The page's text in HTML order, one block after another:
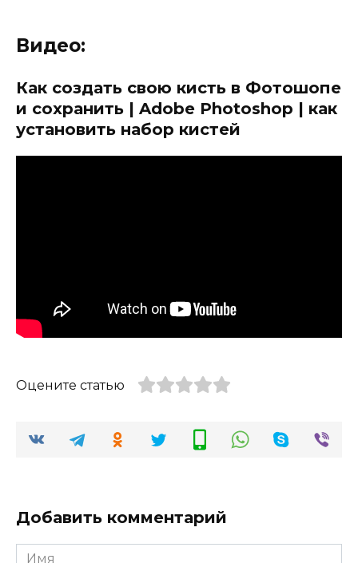
Видео:
Как создать свою кисть в Фотошопе
и сохранить | Adobe Photoshop | как
установить набор кистей
Оцените статью
Добавить комментарий
Имя